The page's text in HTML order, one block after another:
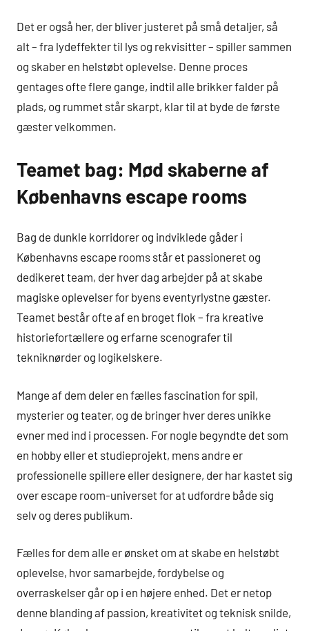
Det er også her, der bliver justeret på små detaljer, så
alt – fra lydeffekter til lys og rekvisitter – spiller sammen
og skaber en helstøbt oplevelse. Denne proces
gentages ofte flere gange, indtil alle brikker falder på
plads, og rummet står skarpt, klar til at byde de første
gæster velkommen.
Teamet bag: Mød skaberne af
Københavns escape rooms
Bag de dunkle korridorer og indviklede gåder i
Københavns escape rooms står et passioneret og
dedikeret team, der hver dag arbejder på at skabe
magiske oplevelser for byens eventyrlystne gæster.
Teamet består ofte af en broget flok – fra kreative
historiefortællere og erfarne scenografer til
tekniknørder og logikelskere.
Mange af dem deler en fælles fascination for spil,
mysterier og teater, og de bringer hver deres unikke
evner med ind i processen. For nogle begyndte det som
en hobby eller et studieprojekt, mens andre er
professionelle spillere eller designere, der har kastet sig
over escape room-universet for at udfordre både sig
selv og deres publikum.
Fælles for dem alle er ønsket om at skabe en helstøbt
oplevelse, hvor samarbejde, fordybelse og
overraskelser går op i en højere enhed. Det er netop
denne blanding af passion, kreativitet og teknisk snilde,